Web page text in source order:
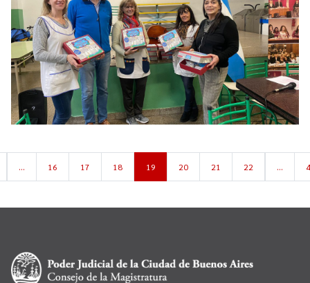
… 16 17 18 19 20 21 22 …